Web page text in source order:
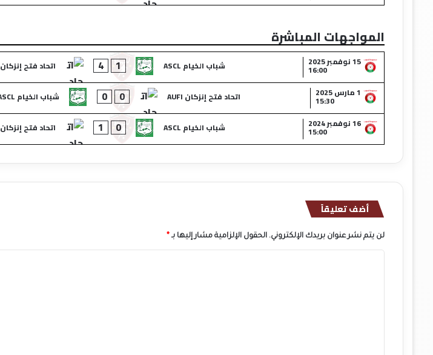
المواجهات المباشرة
15 نوفمبر 2025
16:00 شباب الخيام ASCL 1
4
اتحاد فتح إنزكان AUFI
1 مارس 2025
15:30 اتحاد فتح إنزكان AUFI 0
0
شباب الخيام ASCL
16 نوفمبر 2024
15:00 شباب الخيام ASCL 0
1 اتحاد فتح إنزكان AUFI
أضف تعليقاً
لن يتم نشر عنوان بريدك الإلكتروني. الحقول الإلزامية مشار إليها بـ *